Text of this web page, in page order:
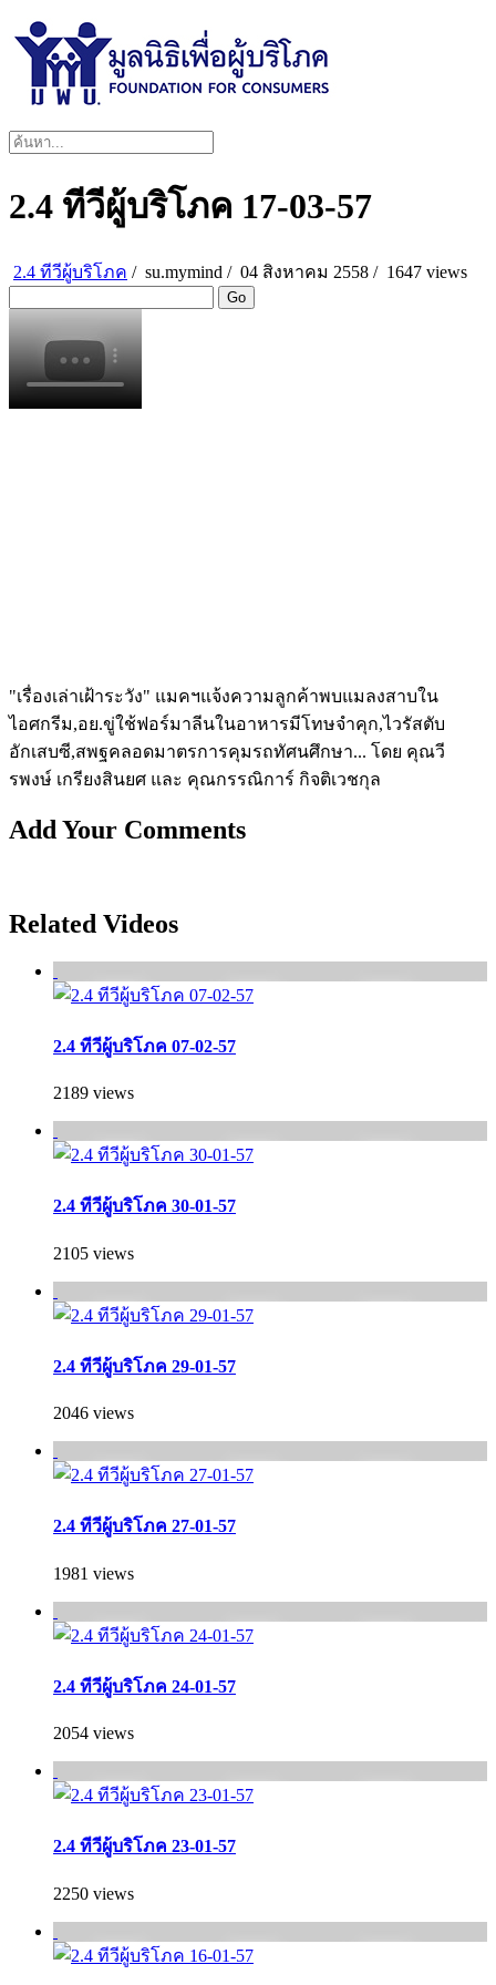
2.4 ทีวีผู้บริโภค 17-03-57
2.4 ทีวีผู้บริโภค / su.mymind / 04 สิงหาคม 2558 / 1647 views
Go
"เรื่องเล่าเฝ้าระวัง" แมคฯแจ้งความลูกค้าพบแมลงสาบใน
ไอศกรีม,อย.ขู่ใช้ฟอร์มาลีนในอาหารมีโทษจำคุก,ไวรัสตับ
อักเสบซี,สพฐคลอดมาตรการคุมรถทัศนศึกษา... โดย คุณวี
รพงษ์ เกรียงสินยศ และ คุณกรรณิการ์ กิจติเวชกุล
Add Your Comments
Related Videos
2.4 ทีวีผู้บริโภค 07-02-57
2189 views
2.4 ทีวีผู้บริโภค 30-01-57
2105 views
2.4 ทีวีผู้บริโภค 29-01-57
2046 views
2.4 ทีวีผู้บริโภค 27-01-57
1981 views
2.4 ทีวีผู้บริโภค 24-01-57
2054 views
2.4 ทีวีผู้บริโภค 23-01-57
2250 views